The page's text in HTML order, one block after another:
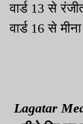
वार्ड 13 से
वार्ड 16 से
Lagatar